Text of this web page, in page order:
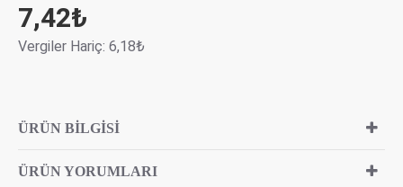
7,42₺
Vergiler Hariç: 6,18₺
ÜRÜN BILGISI
ÜRÜN YORUMLARI